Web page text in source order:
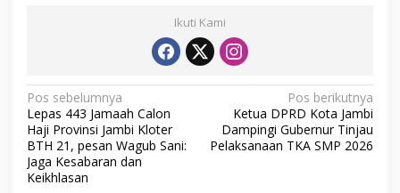
Ikuti Kami
N
a
v
i
Pos sebelumnya
Lepas 443 Jamaah Calon
Haji Provinsi Jambi Kloter
BTH 21, pesan Wagub Sani:
Jaga Kesabaran dan
Keikhlasan
Pos berikutnya
Ketua DPRD Kota Jambi
Dampingi Gubernur Tinjau
Pelaksanaan TKA SMP 2026